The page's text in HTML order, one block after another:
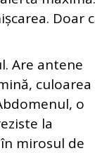
Doar
Are antene
culoarea
o
la
mirosul de